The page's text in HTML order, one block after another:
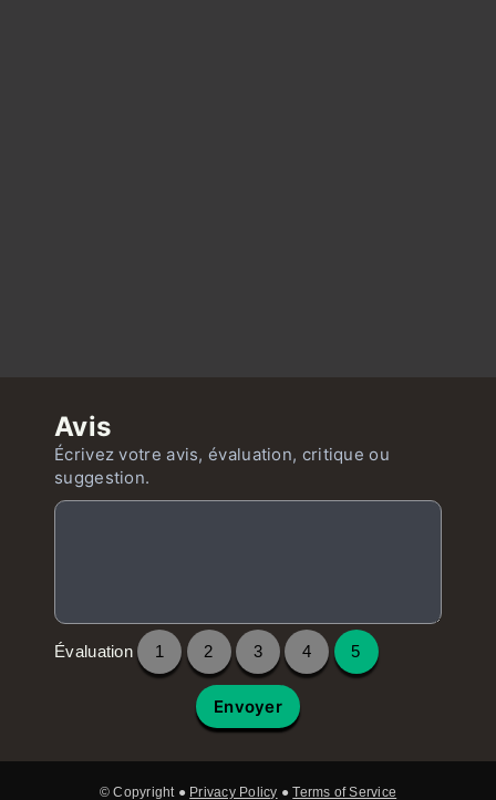
Avis
Écrivez votre avis, évaluation, critique ou
suggestion.
Évaluation 1 2 3 4 5
Envoyer
© Copyright ● Privacy Policy ●Terms of Service